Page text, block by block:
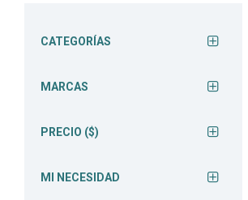
CATEGORÍAS
MARCAS
PRECIO ($)
MI NECESIDAD